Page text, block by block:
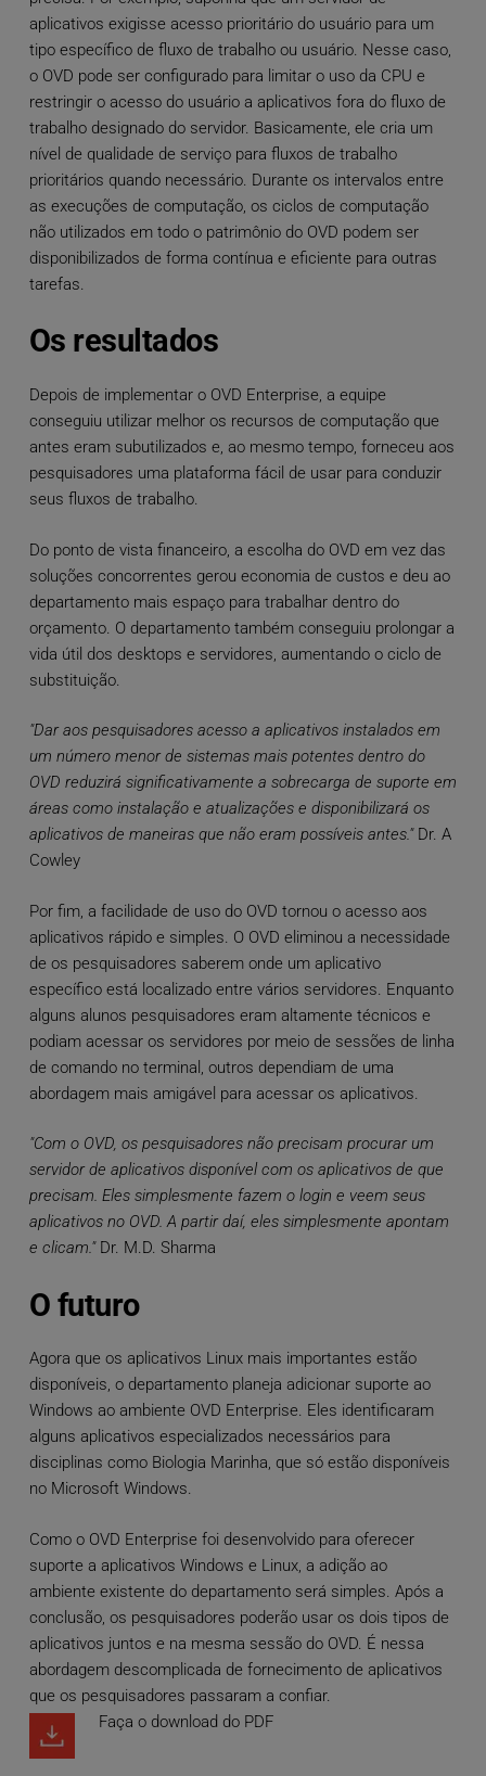
aplicativos exigisse acesso prioritário do usuário para um
tipo específico de fluxo de trabalho ou usuário. Nesse caso,
o OVD pode ser configurado para limitar o uso da CPU e
restringir o acesso do usuário a aplicativos fora do fluxo de
trabalho designado do servidor. Basicamente, ele cria um
nível de qualidade de serviço para fluxos de trabalho
prioritários quando necessário. Durante os intervalos entre
as execuções de computação, os ciclos de computação
não utilizados em todo o patrimônio do OVD podem ser
disponibilizados de forma contínua e eficiente para outras
tarefas.
Os resultados
Depois de implementar o OVD Enterprise, a equipe
conseguiu utilizar melhor os recursos de computação que
antes eram subutilizados e, ao mesmo tempo, forneceu aos
pesquisadores uma plataforma fácil de usar para conduzir
seus fluxos de trabalho.
Do ponto de vista financeiro, a escolha do OVD em vez das
soluções concorrentes gerou economia de custos e deu ao
departamento mais espaço para trabalhar dentro do
orçamento. O departamento também conseguiu prolongar a
vida útil dos desktops e servidores, aumentando o ciclo de
substituição.
"Dar aos pesquisadores acesso a aplicativos instalados em
um número menor de sistemas mais potentes dentro do
OVD reduzirá significativamente a sobrecarga de suporte em
áreas como instalação e atualizações e disponibilizará os
aplicativos de maneiras que não eram possíveis antes."Dr. A
Cowley
Por fim, a facilidade de uso do OVD tornou o acesso aos
aplicativos rápido e simples. O OVD eliminou a necessidade
de os pesquisadores saberem onde um aplicativo
específico está localizado entre vários servidores. Enquanto
alguns alunos pesquisadores eram altamente técnicos e
podiam acessar os servidores por meio de sessões de linha
de comando no terminal, outros dependiam de uma
abordagem mais amigável para acessar os aplicativos.
"Com o OVD, os pesquisadores não precisam procurar um
servidor de aplicativos disponível com os aplicativos de que
precisam. Eles simplesmente fazem o login e veem seus
aplicativos no OVD. A partir daí, eles simplesmente apontam
e clicam."Dr. M.D. Sharma
O futuro
Agora que os aplicativos Linux mais importantes estão
disponíveis, o departamento planeja adicionar suporte ao
Windows ao ambiente OVD Enterprise. Eles identificaram
alguns aplicativos especializados necessários para
disciplinas como Biologia Marinha, que só estão disponíveis
no Microsoft Windows.
Como o OVD Enterprise foi desenvolvido para oferecer
suporte a aplicativos Windows e Linux, a adição ao
ambiente existente do departamento será simples. Após a
conclusão, os pesquisadores poderão usar os dois tipos de
aplicativos juntos e na mesma sessão do OVD. É nessa
abordagem descomplicada de fornecimento de aplicativos
que os pesquisadores passaram a confiar.
Faça o download do PDF